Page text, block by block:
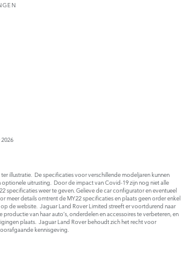
illustratie. De specificaties voor verschillende modeljaren kunnen
uitrusting. Door de impact van Covid-19 zijn nog niet alle
specificaties weer te geven. Gelieve de car configurator en eventueel
meer details omtrent de MY22 specificaties en plaats geen order enkel
de website. Jaguar Land Rover Limited streeft er voortdurend naar
van haar auto’s, onderdelen en accessoires te verbeteren, en
plaats. Jaguar Land Rover behoudt zich het recht voor
kennisgeving.